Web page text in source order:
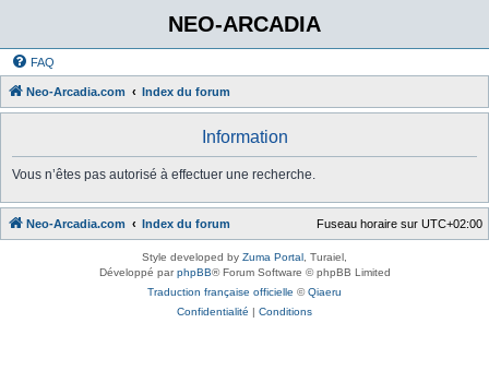
NEO-ARCADIA
FAQ
Neo-Arcadia.com Index du forum
Information
Vous n’êtes pas autorisé à effectuer une recherche.
Neo-Arcadia.com Index du forum Fuseau horaire sur UTC+02:00
Style developed by Zuma Portal , Turaiel,
Développé parphpBB® Forum Software © phpBB Limited
Traduction française officielle ©Qiaeru
Confidentialité | Conditions